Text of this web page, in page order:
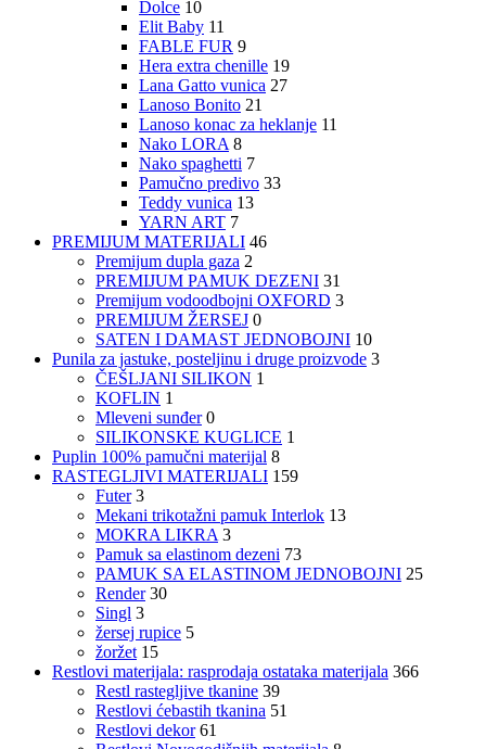
Dolce 10
Elit Baby 11
FABLE FUR 9
Hera extra chenille 19
Lana Gatto vunica 27
Lanoso Bonito 21
Lanoso konac za heklanje 11
Nako LORA 8
Nako spaghetti 7
Pamučno predivo 33
Teddy vunica 13
YARN ART 7
PREMIJUM MATERIJALI 46
Premijum dupla gaza 2
PREMIJUM PAMUK DEZENI 31
Premijum vodoodbojni OXFORD 3
PREMIJUM ŽERSEJ 0
SATEN I DAMAST JEDNOBOJNI 10
Punila za jastuke, posteljinu i druge proizvode 3
ČEŠLJANI SILIKON 1
KOFLIN 1
Mleveni sunđer 0
SILIKONSKE KUGLICE 1
Puplin 100% pamučni materijal 8
RASTEGLJIVI MATERIJALI 159
Futer 3
Mekani trikotažni pamuk Interlok 13
MOKRA LIKRA 3
Pamuk sa elastinom dezeni 73
PAMUK SA ELASTINOM JEDNOBOJNI 25
Render 30
Singl 3
žersej rupice 5
žoržet 15
Restlovi materijala: rasprodaja ostataka materijala 366
Restl rastegljive tkanine 39
Restlovi ćebastih tkanina 51
Restlovi dekor 61